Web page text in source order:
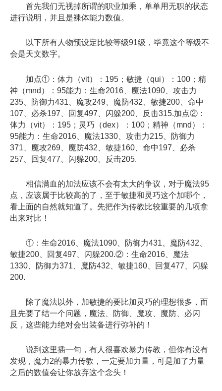
首先我们无视掉所谓的职业加乘，单单用无职的状态
进行说明，并且是裸体能力数值。
以下所有人物预设定比较等级91级，毕竟这个等级不
会是天文数字。
加点①：体力（vit）：195；敏捷（qui）：100；精
神（mnd）：95能力：生命2016、魔法1090、攻击力
235、防御力431、魔攻249、魔防432、敏捷200、命中
107、必杀197、回复497、闪躲200、反击315.加点②：
体力（vit）：195；灵巧（dex）：100；精神（mnd）：
95能力：生命2016、魔法1330、攻击力215、防御力
371、魔攻269、魔防432、敏捷160、命中197、必杀
257、回复477、闪躲200、反击205.
相信满血的加法应该不会有太大的争议，对于魔法95
点，应该属于比较高的了，至于敏捷和灵巧这个加哪个，
看上面的自然就知道了。先把作为传教比较重要的几项拿
出来对比！
①：生命2016、魔法1090、防御力431、魔防432、
敏捷200、回复497、闪躲200.②：生命2016、魔法
1330、防御力371、魔防432、敏捷160、回复477、闪躲
200.
除了魔法以外，加敏捷的要比加灵巧的理想很多，而
且先要了结一个问题，魔法、防御、魔攻、魔防、必闪
反，这些能力绝对会出装备进行弥补的！
说到这里插一句，有人很喜欢暴力传教，但你有没有
发现，魔力2的暴力传教，一定要加力量，可是加了力量
之后的数值会让你放弃这个念头！